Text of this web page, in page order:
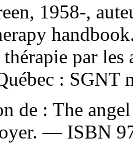
1958-,
par les
: SGNT
de : The
— ISBN